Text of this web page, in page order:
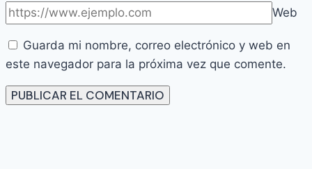
Web
Guarda mi nombre, correo electrónico y web en
este navegador para la próxima vez que comente.